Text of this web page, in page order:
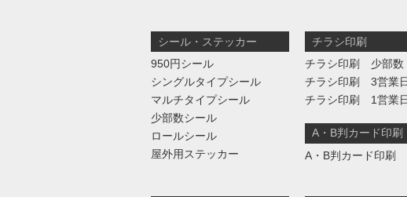
シール・ステッカー
950円シール
シングルタイプシール
マルチタイプシール
少部数シール
ロールシール
屋外用ステッカー
チラシ印刷
チラシ印刷 少部数
チラシ印刷 3営業
チラシ印刷 1営業
A・B判カード印刷
A・B判カード印刷